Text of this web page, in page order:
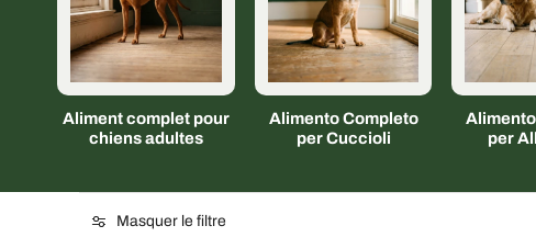
Aliment complet pour
chiens adultes
Alimento Completo
per Cuccioli
per
Masquer le filtre